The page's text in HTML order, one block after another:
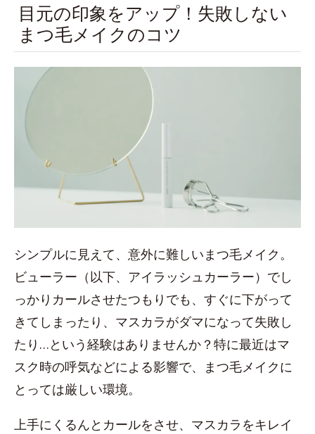
目元の印象をアップ！失敗しない
まつ毛メイクのコツ
シンプルに見えて、意外に難しいまつ毛メイク。
ビューラー（以下、アイラッシュカーラー）でし
っかりカールさせたつもりでも、すぐに下がって
きてしまったり、マスカラがダマになって失敗し
たり…という経験はありませんか？特に最近はマ
スク時の呼気などによる影響で、まつ毛メイクに
とっては厳しい環境。
上手にくるんとカールをさせ、マスカラをキレイ